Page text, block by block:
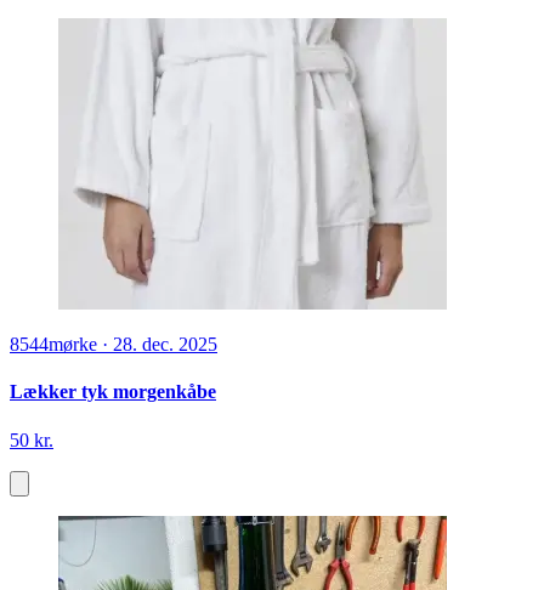
8544mørke · 28. dec. 2025
Lækker tyk morgenkåbe
50 kr.